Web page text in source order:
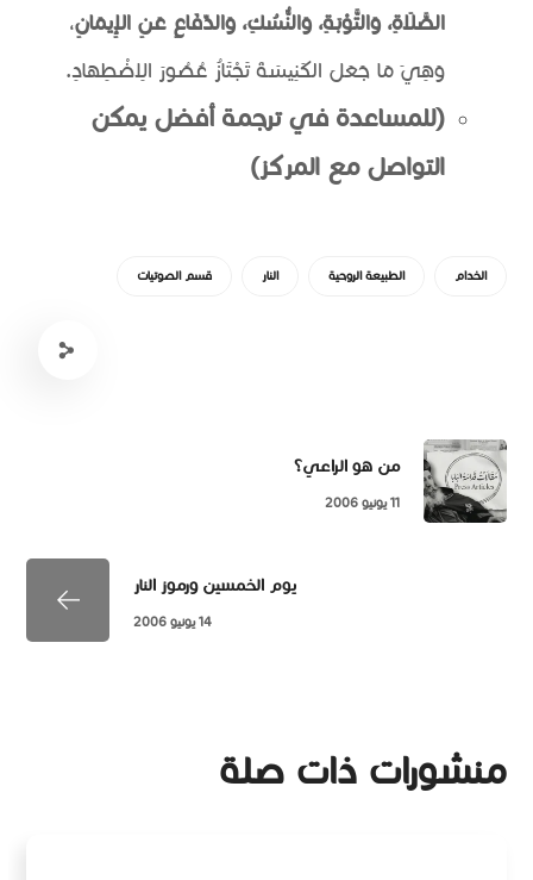
الصَّلَاةِ، وَالتَّوْبَةِ، وَالنُّسُكِ، وَالدِّفَاعِ عَنِ الإِيمَانِ،
وَهِيَ مَا جَعَلَ الكَنِيسَةَ تَجْتَازُ عُصُورَ الِاضْطِهَادِ.
(للمساعدة في ترجمة أفضل يمكن
التواصل مع المركز)
الخدام الطبيعة الروحية النار قسم الصوتيات
من هو الراعي؟
11 يونيو 2006
يوم الخمسين ورموز النار
14 يونيو 2006
منشورات ذات صلة